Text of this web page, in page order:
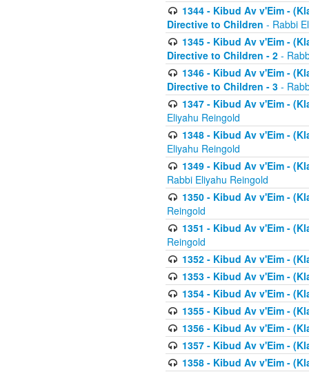
1344 - Kibud Av v'Eim -
Directive to Children - Rabbi
1345 - Kibud Av v'Eim -
Directive to Children - 2 -
1346 - Kibud Av v'Eim -
Directive to Children - 3 -
1347 - Kibud Av v'Eim -
Eliyahu Reingold
1348 - Kibud Av v'Eim -
Eliyahu Reingold
1349 - Kibud Av v'Eim -
Rabbi Eliyahu Reingold
1350 - Kibud Av v'Eim -
Reingold
1351 - Kibud Av v'Eim -
Reingold
1352 - Kibud Av v'Eim -
1353 - Kibud Av v'Eim -
1354 - Kibud Av v'Eim -
1355 - Kibud Av v'Eim -
1356 - Kibud Av v'Eim -
1357 - Kibud Av v'Eim -
1358 - Kibud Av v'Eim -